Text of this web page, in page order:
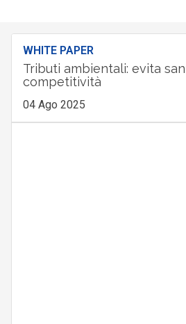
WHITE PAPER
Tributi ambientali: evita
competitività
04 Ago 2025